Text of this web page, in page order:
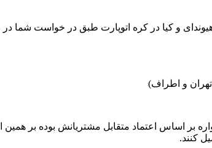
و کیا در کره اتوپارت طبق در خواست شما
و اطراف)
بر اساس اعتماد متقابل مشتریانش بوده بر
کنند.